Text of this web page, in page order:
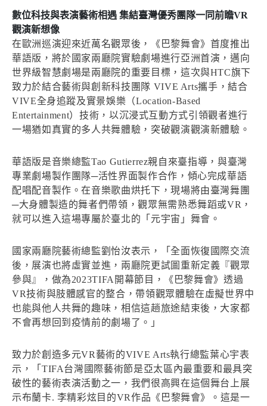
數位科技與表演藝術相遇 集結臺灣優秀團隊一同前瞻VR
觀演新想像
在歐洲巡演迎來近萬名觀眾後，《巴黎舞會》首度推出
華語版，將於國家兩廳院實驗劇場進行亞洲首演，邁向
世界級智慧劇場是兩廳院的重要目標，這次與HTC旗下
致力於結合藝術與創新科技團隊 VIVE Arts攜手，結合
VIVE全身追蹤及實景娛樂（Location-Based
Entertainment）技術，以沉浸式互動方式引領觀者進行
一場猶如真實的多人共舞體驗，突破觀演觀演新體驗。
華語版是音樂總監Tao Gutierrez親自來臺指導，與臺灣
專業劇場製作團隊─活性界面製作合作，傾心完成華語
配唱配音製作。在音樂歌曲烘托下，現場將由臺灣舞團
─大身體製造的舞者們帶領，觀眾無需熟悉舞蹈或VR，
就可以進入這場專屬於臺北的「元宇宙」舞會。
國家兩廳院藝術總監劉怡汝表示，「全面恢復國際交流
後，展演也將虛實並進，兩廳院更試圖重新定義『觀眾
參與』，做為2023TIFA開幕節目，《巴黎舞會》透過
VR技術與肢體感官的整合，帶領觀眾體驗在虛擬世界中
也能與他人共舞的趣味，相信這趟旅途結束後，大家都
不會再想回到疫情前的劇場了。」
致力於創造多元VR藝術的VIVE Arts執行總監葉心宇表
示，「TIFA台灣國際藝術節是亞太區內最重要和最具突
破性的藝術表演活動之一，我們很高興在這個舞台上展
示布蘭卡. 李精彩炫目的VR作品《巴黎舞會》。這是一